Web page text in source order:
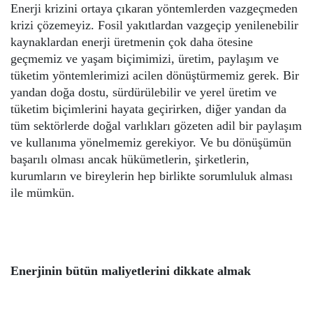
Enerji krizini ortaya çıkaran yöntemlerden vazgeçmeden
krizi çözemeyiz. Fosil yakıtlardan vazgeçip yenilenebilir
kaynaklardan enerji üretmenin çok daha ötesine
geçmemiz ve yaşam biçimimizi, üretim, paylaşım ve
tüketim yöntemlerimizi acilen dönüştürmemiz gerek. Bir
yandan doğa dostu, sürdürülebilir ve yerel üretim ve
tüketim biçimlerini hayata geçirirken, diğer yandan da
tüm sektörlerde doğal varlıkları gözeten adil bir paylaşım
ve kullanıma yönelmemiz gerekiyor. Ve bu dönüşümün
başarılı olması ancak hükümetlerin, şirketlerin,
kurumların ve bireylerin hep birlikte sorumluluk alması
ile mümkün.
Enerjinin bütün maliyetlerini dikkate almak